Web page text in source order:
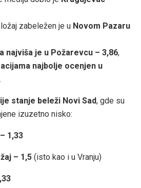
zabeležen je u Novom Pazaru
najviša je u Požarevcu – 3,86,
najbolje ocenjen u
.
stanje beleži Novi Sad, gde su
izuzetno nisko:
1,33
– 1,5 (isto kao i u Vranju)